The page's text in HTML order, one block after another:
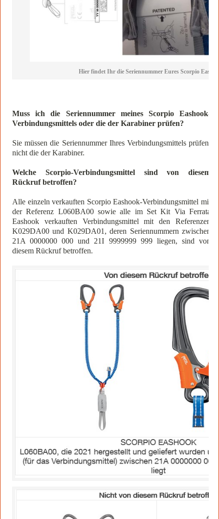
Hier findet Ihr die Seriennummer Eures Scorpio
Muss ich die Seriennummer meines Scorpio Eashook-
Verbindungsmittels oder die der Karabiner prüfen?
Sie müssen die Seriennummer Ihres Verbindungsmittels prüfen,
nicht die der Karabiner.
Welche Scorpio-Verbindungsmittel sind von diesem
Rückruf betroffen?
Alle einzeln verkauften Scorpio Eashook-Verbindungsmittel mit
der Referenz L060BA00 sowie alle im Set Kit Via Ferrata
Eashook verkauften Verbindungsmittel mit den Referenzen
K029DA00 und K029DA01, deren Seriennummern zwischen
21A 0000000 000 und 21I 9999999 999 liegen, sind von
diesem Rückruf betroffen.